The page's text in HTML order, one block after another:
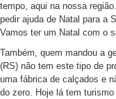
tempo, aqui na nossa
pedir ajuda de Natal para a
Vamos ter um Natal com o
Também, quem mandou a
(RS) não tem este tipo de
uma fábrica de calçados e
do zero. Hoje lá tem